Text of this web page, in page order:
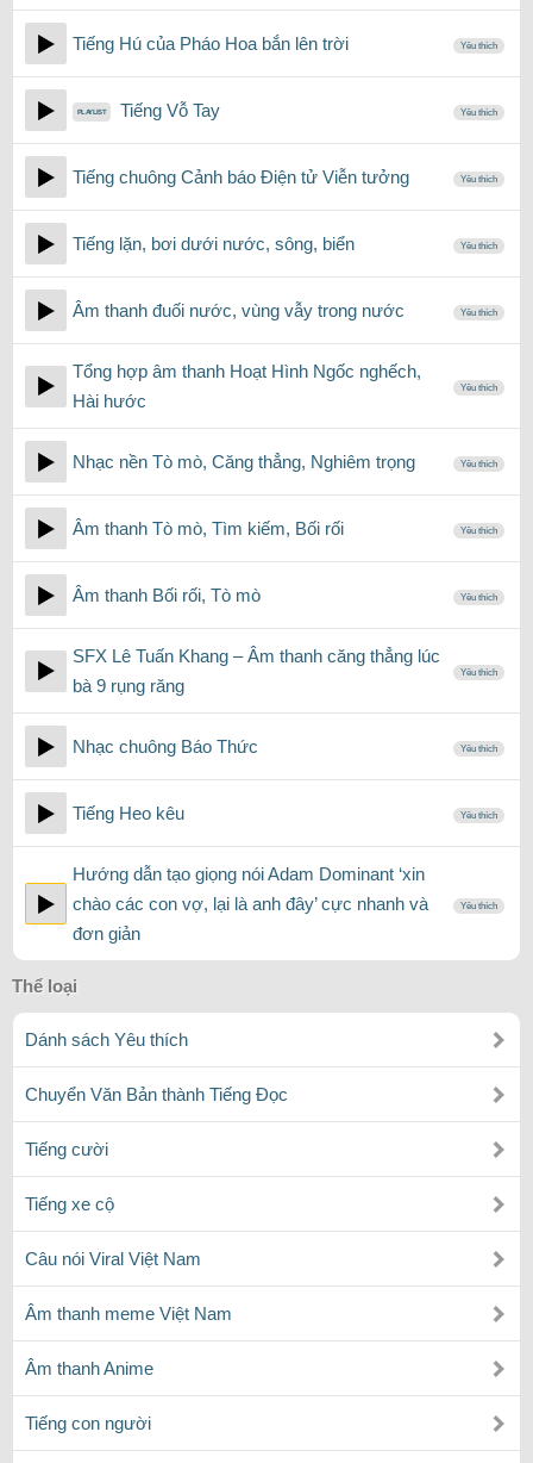
Tiếng Hú của Pháo Hoa bắn lên trời Yêu thích
Tiếng Vỗ Tay Yêu thích
Tiếng chuông Cảnh báo Điện tử Viễn tưởng Yêu thích
Tiếng lặn, bơi dưới nước, sông, biển Yêu thích
Âm thanh đuối nước, vùng vẫy trong nước Yêu thích
Tổng hợp âm thanh Hoạt Hình Ngốc nghếch,
Hài hước
Yêu thích
Nhạc nền Tò mò, Căng thẳng, Nghiêm trọng Yêu thích
Âm thanh Tò mò, Tìm kiếm, Bối rối Yêu thích
Âm thanh Bối rối, Tò mò Yêu thích
SFX Lê Tuấn Khang – Âm thanh căng thẳng lúc
bà 9 rụng răng
Yêu thích
Nhạc chuông Báo Thức Yêu thích
Tiếng Heo kêu Yêu thích
Hướng dẫn tạo giọng nói Adam Dominant ‘xin
chào các con vợ, lại là anh đây’ cực nhanh và
đơn giản
Yêu thích
Thể loại
Dánh sách Yêu thích
Chuyển Văn Bản thành Tiếng Đọc
Tiếng cười
Tiếng xe cộ
Câu nói Viral Việt Nam
Âm thanh meme Việt Nam
Âm thanh Anime
Tiếng con người